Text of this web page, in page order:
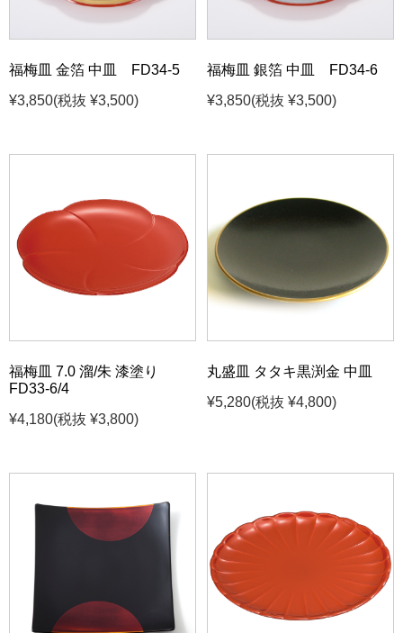
福梅皿 金箔 中皿 FD34-5
¥3,850(税抜 ¥3,500)
福梅皿 銀箔 中皿 FD34-6
¥3,850(税抜 ¥3,500)
福梅皿 7.0 溜/朱 漆塗り
FD33-6/4
¥4,180(税抜 ¥3,800)
丸盛皿 タタキ黒渕金 中皿
¥5,280(税抜 ¥4,800)